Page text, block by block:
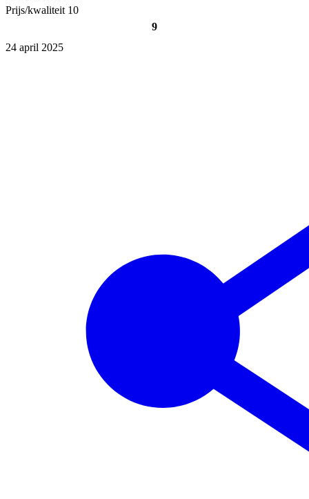
Prijs/kwaliteit 10
9
24 april 2025